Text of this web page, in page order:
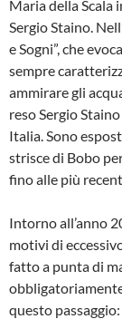
Maria della Scala
Sergio Staino.
e Sogni”, che
sempre
ammirare gli
reso Sergio
Italia. Sono
strisce di Bobo
fino alle più
Intorno all’anno
motivi di
fatto a punta di
questo